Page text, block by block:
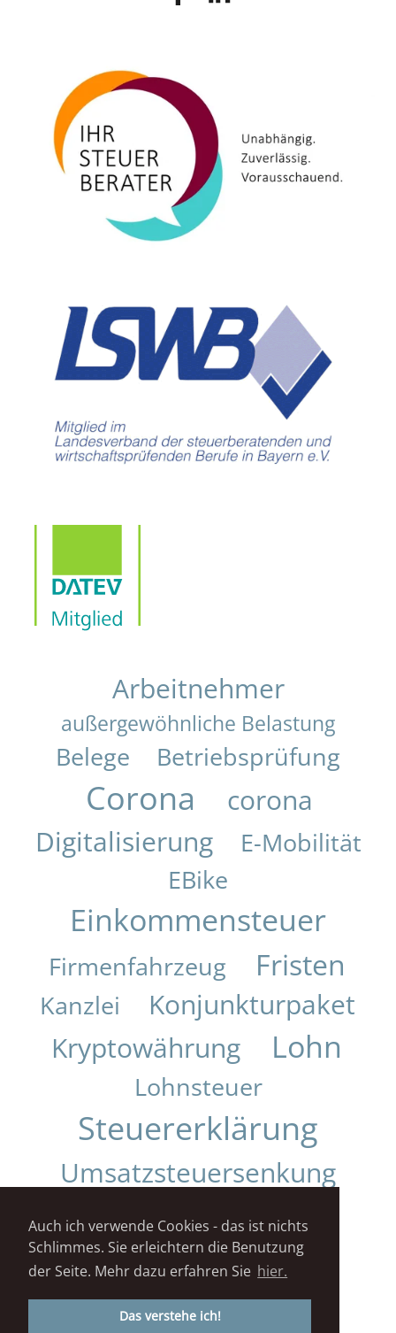
Auch ich verwende Cookies - das ist nichts
Schlimmes. Sie erleichtern die Benutzung
der Seite. Mehr dazu erfahren Sie hier.
Das verstehe ich!
Arbeitnehmer
außergewöhnliche Belastung
Belege Betriebsprüfung
Corona
corona
Digitalisierung
E-Mobilität
EBike
Einkommensteuer
Firmenfahrzeug Fristen
Kanzlei
Konjunkturpaket
Kryptowährung
Lohn
Lohnsteuer
Steuererklärung
Umsatzsteuersenkung
Urteil
Impressum
Datenschutz
STEUERKANZLEI DANIELA KUNZ© 2018